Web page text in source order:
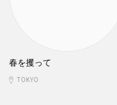
春を攫って
TOKYO